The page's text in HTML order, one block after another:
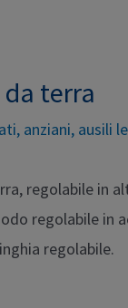
terra
, anziani, ausili
regolabile in
regolabile in
regolabile.